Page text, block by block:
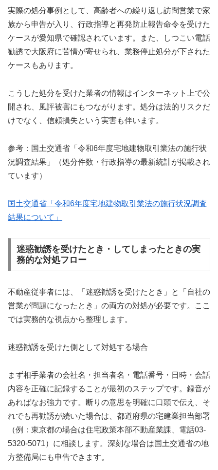
実際の処分事例として、高齢者への繰り返し訪問営業で家
族から申告が入り、行政指導と再発防止報告命令を受けた
ケースが愛知県で確認されています。また、しつこい電話
勧誘で大阪府に苦情が寄せられ、業務停止処分が下された
ケースもあります。
こうした処分を受けた業者の情報はインターネット上で公
開され、風評被害にもつながります。処分は法的リスクだ
けでなく、信頼損失という実害も伴います。
参考：国土交通省「令和6年度宅地建物取引業法の施行状
況調査結果」（処分件数・行政指導の最新統計が掲載され
ています）
国土交通省「令和6年度宅地建物取引業法の施行状況調査
結果について」
迷惑勧誘を受けたとき・してしまったときの実
務的な対処フロー
不動産従事者には、「迷惑勧誘を受けたとき」と「自社の
営業が問題になったとき」の両方の対処が必要です。ここ
では実務的な視点から整理します。
迷惑勧誘を受けた側として対処する場合
まず相手業者の会社名・担当者名・電話番号・日時・会話
内容を正確に記録することが最初のステップです。録音が
あればなお強力です。断りの意思を明確に口頭で伝え、そ
れでも再勧誘が続いた場合は、都道府県の宅建業担当部署
（例：東京都の場合は住宅政策本部不動産業課、電話03-
5320-5071）に相談します。深刻な場合は国土交通省の地
方整備局にも申告できます。